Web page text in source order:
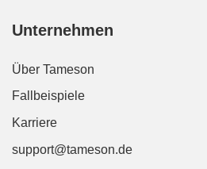
Unternehmen
Über Tameson
Fallbeispiele
Karriere
support@tameson.de